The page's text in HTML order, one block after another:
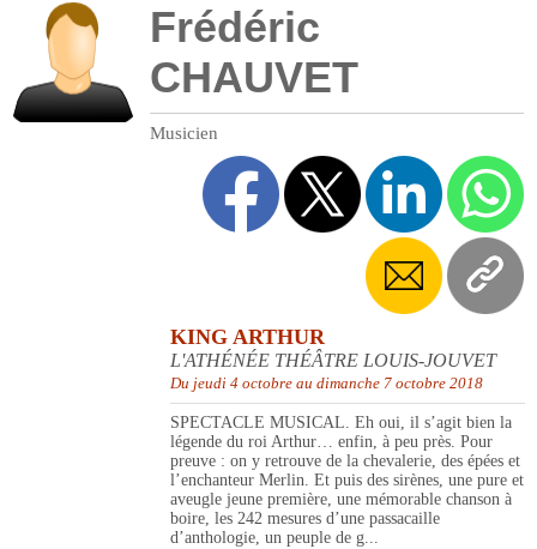
Frédéric
CHAUVET
Musicien
KING ARTHUR
L'ATHÉNÉE THÉÂTRE LOUIS-JOUVET
Du jeudi 4 octobre au dimanche 7 octobre 2018
SPECTACLE MUSICAL. Eh oui, il s’agit bien la
légende du roi Arthur… enfin, à peu près. Pour
preuve : on y retrouve de la chevalerie, des épées et
l’enchanteur Merlin. Et puis des sirènes, une pure et
aveugle jeune première, une mémorable chanson à
boire, les 242 mesures d’une passacaille
d’anthologie, un peuple de g...